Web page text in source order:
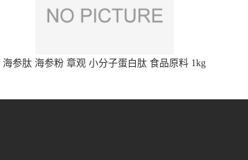
海参肽 海参粉 章观 小分子蛋白肽 食品原料 1kg